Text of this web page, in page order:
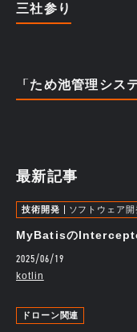
三社参り
「ため池管理シス
最新記事
技術開発 ソフトウェア開
MyBatisの
2025/06/19
kotlin
ドローン関連